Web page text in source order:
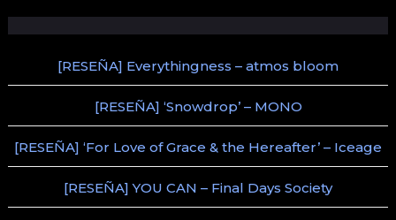
[RESEÑA] Everythingness – atmos bloom
[RESEÑA] ‘Snowdrop’ – MONO
[RESEÑA] ‘For Love of Grace & the Hereafter’ – Iceage
[RESEÑA] YOU CAN – Final Days Society